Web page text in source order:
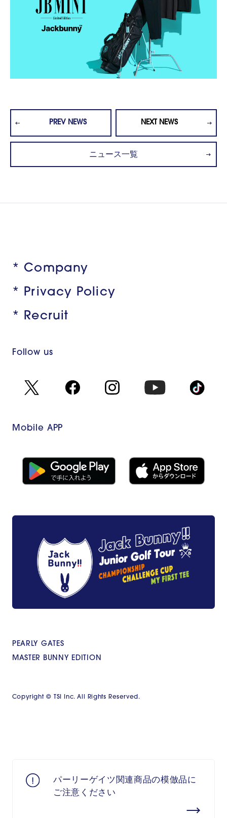
PREV NEWS NEXT NEWS
ニュース一覧
* Company
* Privacy Policy
* Recruit
Follow us
Mobile APP
PEARLY GATES
MASTER BUNNY EDITION
Copyright © TSI Inc. All Rights Reserved.
パーリーゲイツ関連商品の模倣品に
ご注意ください